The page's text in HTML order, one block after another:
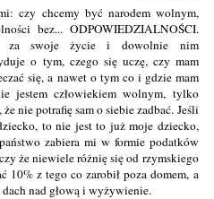
czy chcemy być narodem wolnym,
bez... ODPOWIEDZIALNOŚCI.
za swoje życie i dowolnie nim
o tym, czego się uczę, czy mam
się, a nawet o tym co i gdzie mam
jestem człowiekiem wolnym, tylko
nie potrafię sam o siebie zadbać. Jeśli
to nie jest to już moje dziecko,
zabiera mi w formie podatków
że niewiele różnię się od rzymskiego
10% z tego co zarobił poza domem, a
nad głową i wyżywienie.